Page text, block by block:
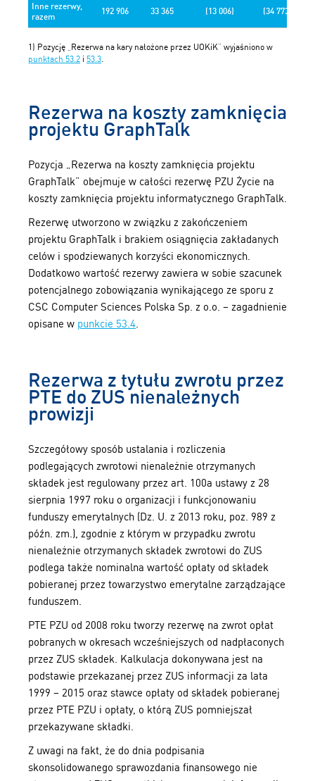
Inne rezerwy,
razem
192 906 33 365 (13 006) (34 773)
1) Pozycję „Rezerwa na kary nałożone przez UOKiK” wyjaśniono w
punktach 53.2 i 53.3.
Rezerwa na koszty zamknięcia
projektu GraphTalk
Pozycja „Rezerwa na koszty zamknięcia projektu
GraphTalk” obejmuje w całości rezerwę PZU Życie na
koszty zamknięcia projektu informatycznego GraphTalk.
Rezerwę utworzono w związku z zakończeniem
projektu GraphTalk i brakiem osiągnięcia zakładanych
celów i spodziewanych korzyści ekonomicznych.
Dodatkowo wartość rezerwy zawiera w sobie szacunek
potencjalnego zobowiązania wynikającego ze sporu z
CSC Computer Sciences Polska Sp. z o.o. – zagadnienie
opisane w punkcie 53.4.
Rezerwa z tytułu zwrotu przez
PTE do ZUS nienależnych
prowizji
Szczegółowy sposób ustalania i rozliczenia
podlegających zwrotowi nienależnie otrzymanych
składek jest regulowany przez art. 100a ustawy z 28
sierpnia 1997 roku o organizacji i funkcjonowaniu
funduszy emerytalnych (Dz. U. z 2013 roku, poz. 989 z
późn. zm.), zgodnie z którym w przypadku zwrotu
nienależnie otrzymanych składek zwrotowi do ZUS
podlega także nominalna wartość opłaty od składek
pobieranej przez towarzystwo emerytalne zarządzające
funduszem.
PTE PZU od 2008 roku tworzy rezerwę na zwrot opłat
pobranych w okresach wcześniejszych od nadpłaconych
przez ZUS składek. Kalkulacja dokonywana jest na
podstawie przekazanej przez ZUS informacji za lata
1999 – 2015 oraz stawce opłaty od składek pobieranej
przez PTE PZU i opłaty, o którą ZUS pomniejszał
przekazywane składki.
Z uwagi na fakt, że do dnia podpisania
skonsolidowanego sprawozdania finansowego nie